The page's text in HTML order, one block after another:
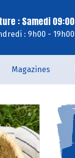
: Samedi 09:00
: 9h00 - 19h00
Magazines